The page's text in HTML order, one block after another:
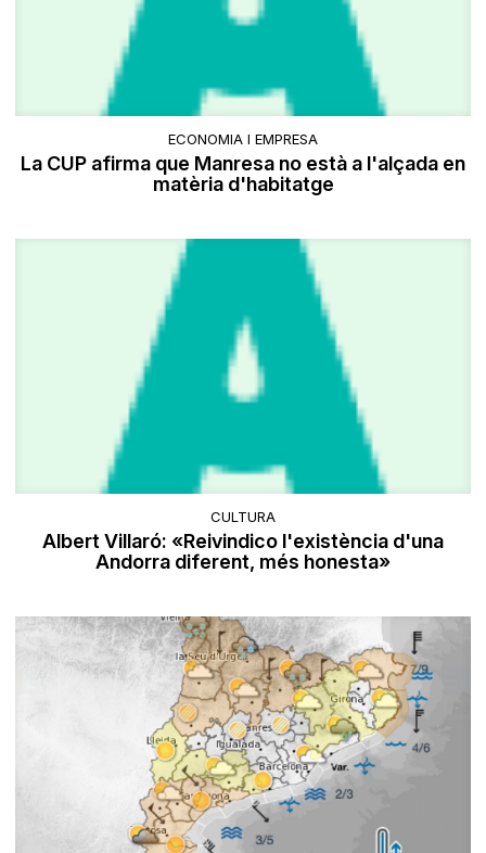
ECONOMIA I EMPRESA
La CUP afirma que Manresa no està a l'alçada en
matèria d'habitatge
CULTURA
Albert Villaró: «Reivindico l'existència d'una
Andorra diferent, més honesta»